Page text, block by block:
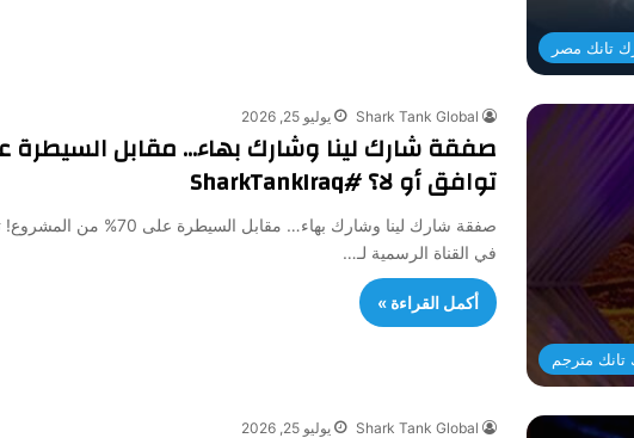
تانك مصر
مترجم
Shark Tank Global يوليو 25, 2026
توافق أو لا؟ #SharkTankIraq
في القناة الرسمية لـ…
أكمل القراءة »
Shark Tank Global يوليو 25, 2026